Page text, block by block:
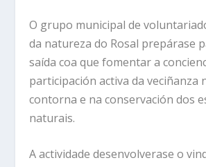
O grupo municipal de
da natureza do Rosal prepárase
saída coa que fomentar a
participación activa da veciñanza
contorna e na conservación dos
naturais.
A actividade desenvolverase o